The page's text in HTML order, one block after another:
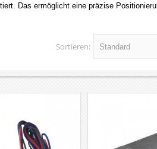
Das ermöglicht eine präzise
bleibt er während des Betriebs relativ
Sortieren: